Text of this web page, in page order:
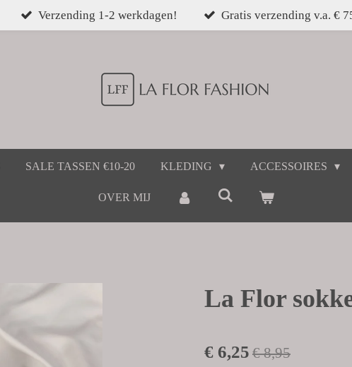
Verzending 1-2 werkdagen! Gratis verzending v.a. €
SALE TASSEN €10-20 KLEDING ACCESSOIRES
OVER MIJ
La Flor
€ 6,25 € 8,95